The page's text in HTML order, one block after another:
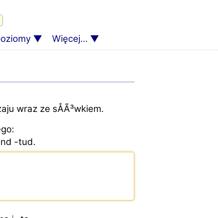
Więcej...
wraz ze sÅÃ³wkiem.
-tud.